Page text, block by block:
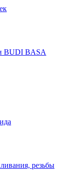
BUDI BASA
резьбы